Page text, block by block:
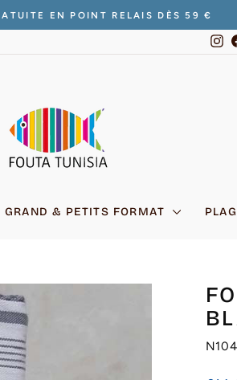
Diaporama
EN POINT RELAIS DÈS 59 €
GRAND & PETITS FORMAT
N104